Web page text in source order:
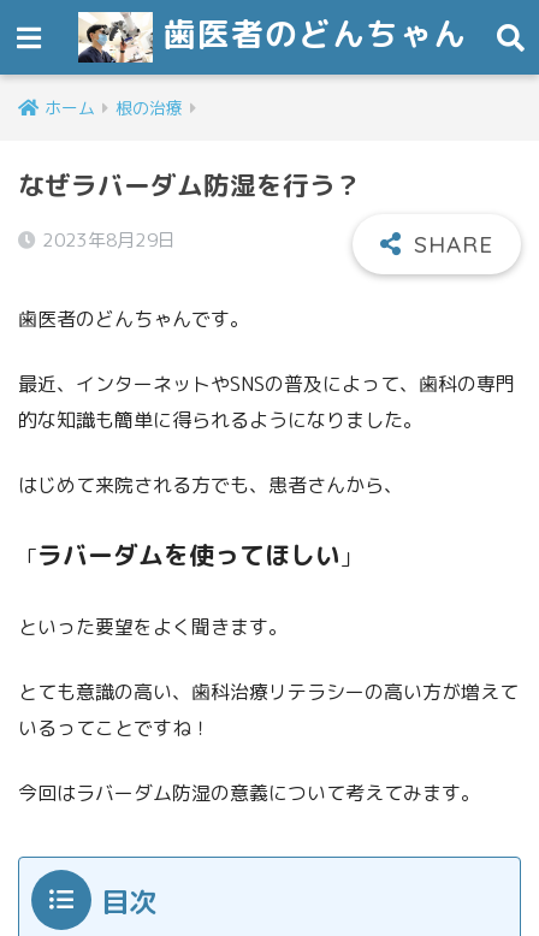
歯医者のどんちゃん
ホーム 根の治療
なぜラバーダム防湿を行う？
2023年8月29日
歯医者のどんちゃんです。
最近、インターネットやSNSの普及によって、歯科の専門
的な知識も簡単に得られるようになりました。
はじめて来院される方でも、患者さんから、
「ラバーダムを使ってほしい 」
といった要望をよく聞きます。
とても意識の高い、歯科治療リテラシーの高い方が増えて
いるってことですね！
今回はラバーダム防湿の意義について考えてみます。
目次